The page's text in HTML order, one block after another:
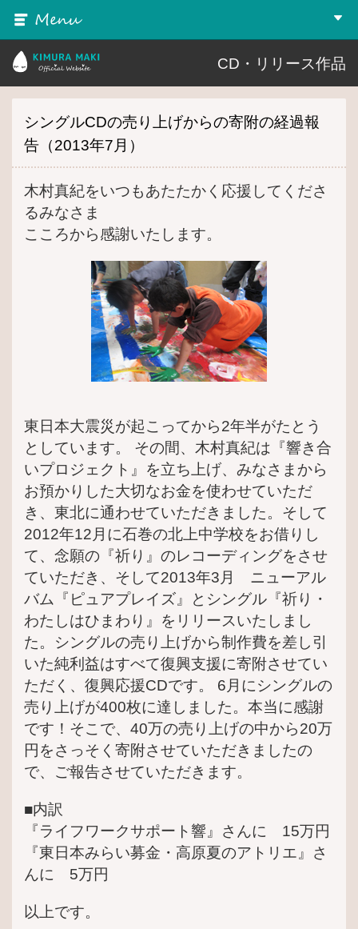
木村真紀 Official Website
CD・リリース作品
シングルCDの売り上げからの寄附の経過報
告（2013年7月）
木村真紀をいつもあたたかく応援してくださ
るみなさま
こころから感謝いたします。
東日本大震災が起こってから2年半がたとう
としています。 その間、木村真紀は『響き合
いプロジェクト』を立ち上げ、みなさまから
お預かりした大切なお金を使わせていただ
き、東北に通わせていただきました。そして
2012年12月に石巻の北上中学校をお借りし
て、念願の『祈り』のレコーディングをさせ
ていただき、そして2013年3月 ニューアル
バム『ピュアプレイズ』とシングル『祈り・
わたしはひまわり』をリリースいたしまし
た。シングルの売り上げから制作費を差し引
いた純利益はすべて復興支援に寄附させてい
ただく、復興応援CDです。 6月にシングルの
売り上げが400枚に達しました。本当に感謝
です！そこで、40万の売り上げの中から20万
円をさっそく寄附させていただきましたの
で、ご報告させていただきます。
■内訳
『ライフワークサポート響』さんに 15万円
『東日本みらい募金・高原夏のアトリエ』さ
んに 5万円
以上です。